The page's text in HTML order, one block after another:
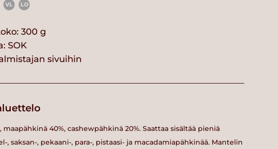
VL LO
300 g
SOK
sivuihin
maapähkinä 40%, cashewpähkinä 20%. Saattaa sisältää pieniä
, saksan-, pekaani-, para-, pistaasi- ja macadamiapähkinää. Mantelin